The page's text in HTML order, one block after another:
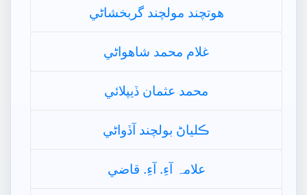
ھوتچند مولچند گربخشاڻي
غلام محمد شاھواڻي
محمد عثمان ڏيپلائي
ڪلياڻ بولچند آڏواڻي
علامہ آءِ. آءِ. قاضي